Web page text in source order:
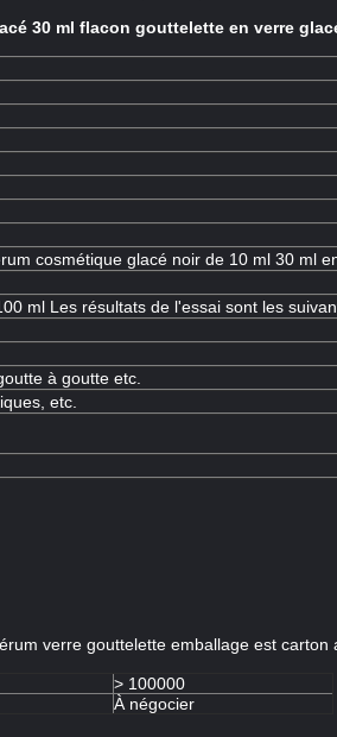
30 ml flacon gouttelette en verre
cosmétique glacé noir de 10 ml 30 ml
ml Les résultats de l'essai sont les
à goutte etc.
etc.
verre gouttelette emballage est carton
> 100000
À négocier